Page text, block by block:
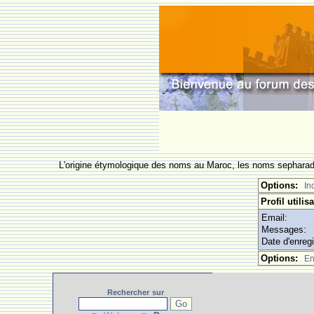
L'origine étymologique des noms au Maroc, les noms
Options:
Profil
Email:
Messages:
Date
Options:
Rechercher sur